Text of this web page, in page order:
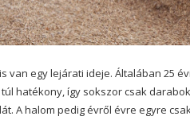
egy lejárati ideje. Általában 25
hatékony, így sokszor csak
A halom pedig évről évre egyre